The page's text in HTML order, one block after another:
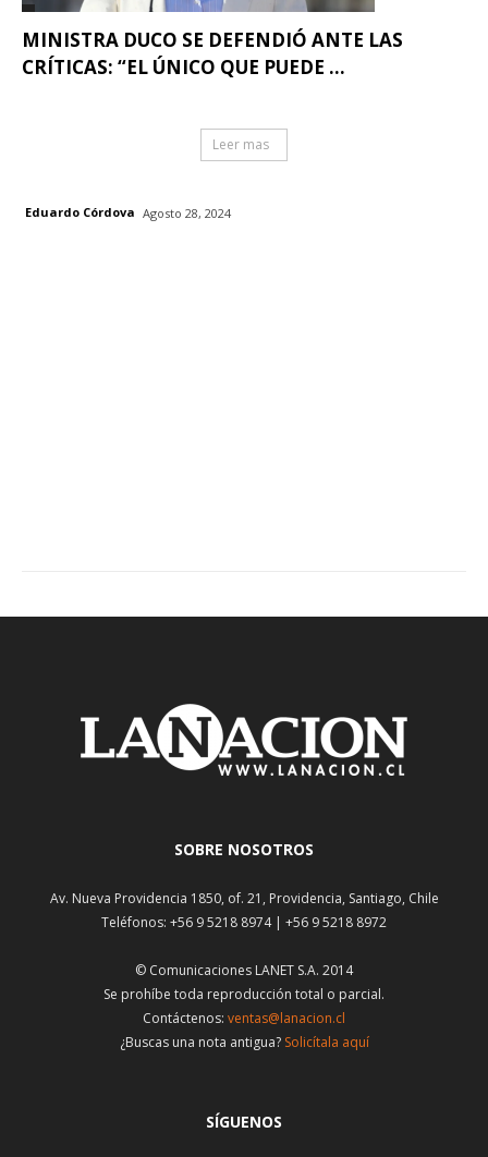
MINISTRA DUCO SE DEFENDIÓ ANTE LAS
CRÍTICAS: “EL ÚNICO QUE PUEDE ...
Leer mas
Eduardo Córdova Agosto 28, 2024
SOBRE NOSOTROS
Av. Nueva Providencia 1850, of. 21, Providencia, Santiago, Chile
Teléfonos: +56 9 5218 8974 | +56 9 5218 8972
© Comunicaciones LANET S.A. 2014
Se prohíbe toda reproducción total o parcial.
Contáctenos: ventas@lanacion.cl
¿Buscas una nota antigua? Solicítala aquí
SÍGUENOS